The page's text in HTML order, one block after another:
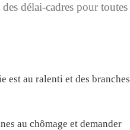
délai-cadres pour toutes
est au ralenti et des branches
au chômage et demander